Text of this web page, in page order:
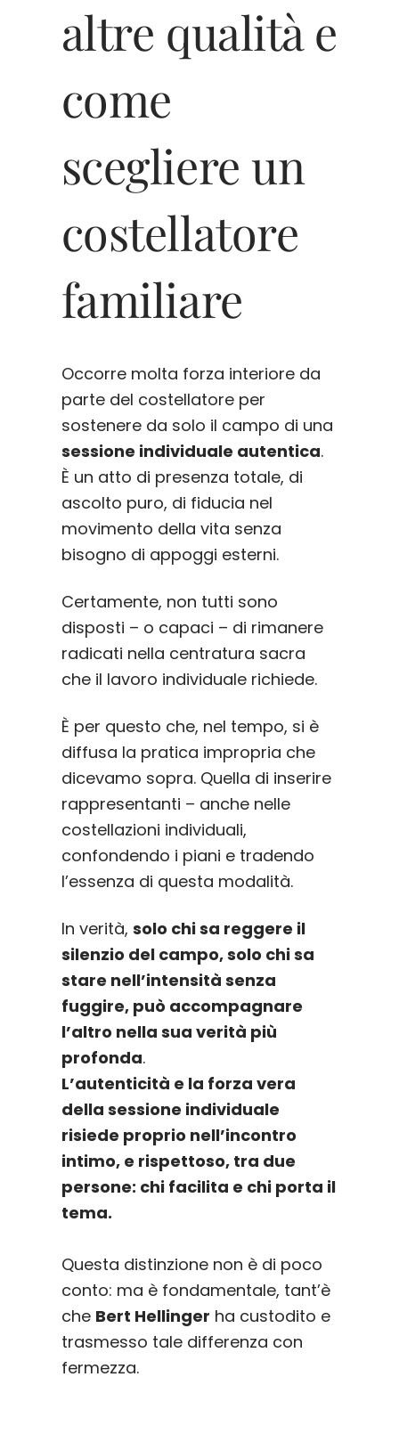
altre qualità e
come
scegliere un
costellatore
familiare
Occorre molta forza interiore da
parte del costellatore per
sostenere da solo il campo di una
sessione individuale autentica.
È un atto di presenza totale, di
ascolto puro, di fiducia nel
movimento della vita senza
bisogno di appoggi esterni.
Certamente, non tutti sono
disposti – o capaci – di rimanere
radicati nella centratura sacra
che il lavoro individuale richiede.
È per questo che, nel tempo, si è
diffusa la pratica impropria che
dicevamo sopra. Quella di inserire
rappresentanti – anche nelle
costellazioni individuali,
confondendo i piani e tradendo
l’essenza di questa modalità.
In verità, solo chi sa reggere il
silenzio del campo, solo chi sa
stare nell’intensità senza
fuggire, può accompagnare
l’altro nella sua verità più
profonda.
L’autenticità e la forza vera
della sessione individuale
risiede proprio nell’incontro
intimo, e rispettoso, tra due
persone: chi facilita e chi porta il
tema.
Questa distinzione non è di poco
conto: ma è fondamentale, tant’è
che Bert Hellinger ha custodito e
trasmesso tale differenza con
fermezza.